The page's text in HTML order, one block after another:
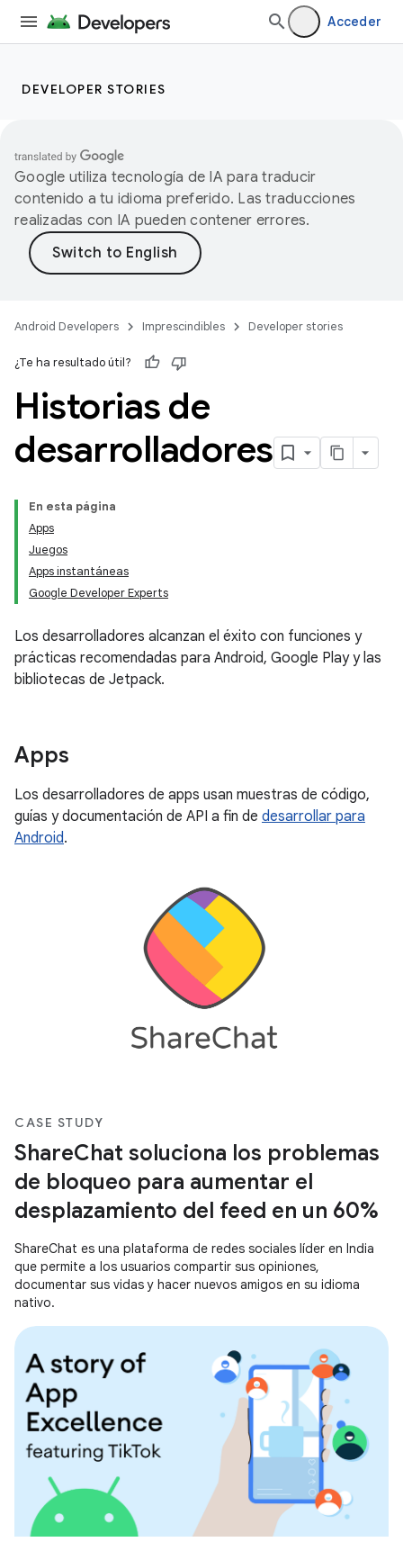
Acceder
DEVELOPER STORIES
Google utiliza tecnología de IA para traducir
contenido a tu idioma preferido. Las traducciones
realizadas con IA pueden contener errores.
Android Developers Imprescindibles Developer stories
¿Te ha resultado útil?
Historias de
desarrolladores
En esta página
Apps
Juegos
Apps instantáneas
Google Developer Experts
Los desarrolladores alcanzan el éxito con funciones y
prácticas recomendadas para Android, Google Play y las
bibliotecas de Jetpack.
Apps
Los desarrolladores de apps usan muestras de código,
guías y documentación de API a fin de desarrollar para
Android.
CASE STUDY
ShareChat soluciona los problemas
de bloqueo para aumentar el
desplazamiento del feed en un 60%
ShareChat es una plataforma de redes sociales líder en India
que permite a los usuarios compartir sus opiniones,
documentar sus vidas y hacer nuevos amigos en su idioma
nativo.